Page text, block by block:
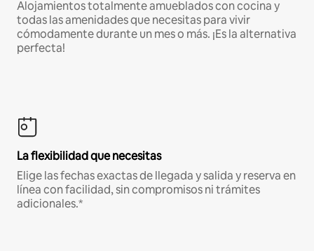
Alojamientos totalmente amueblados con cocina y
todas las amenidades que necesitas para vivir
cómodamente durante un mes o más. ¡Es la alternativa
perfecta!
La flexibilidad que necesitas
Elige las fechas exactas de llegada y salida y reserva en
línea con facilidad, sin compromisos ni trámites
adicionales.*